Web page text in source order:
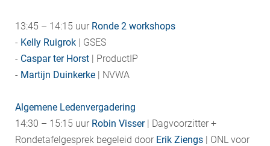
13:45 – 14:15 uur Ronde 2 workshops
​- Kelly Ruigrok | GSES
​- Caspar ter Horst | ProductIP
​- Martijn Duinkerke | NVWA
​Algemene Ledenvergadering
​14:30 – 15:15 uur Robin Visser| Dagvoorzitter + ​
Rondetafelgesprek begeleid door Erik Ziengs | ONL voor